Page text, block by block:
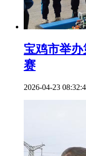
宝鸡市举
赛
2026-04-23